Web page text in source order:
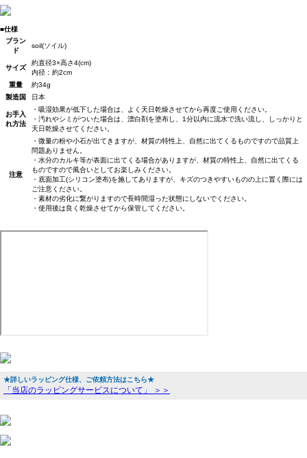
■仕様
ブラン
ド
soil(ソイル)
サイズ
約直径3×高さ4(cm)
内径：約2cm
重量
約34g
製造国
日本
お手入
れ方法
・吸湿効果が低下した場合は、よく天日乾燥させてから再度ご使用ください。
・汚れやシミがついた場合は、漂白剤を塗布し、1分以内に流水で洗い流し、しっかりと
天日乾燥させてください。
注意
・微量の粉や小石が出てきますが、材質の特性上、自然に出てくるものですので品質上
問題ありません。
・水分のカルキ等が表面に出てくる場合がありますが、材質の特性上、自然に出てくる
ものですので風合いとしてお楽しみください。
・底面加工(シリコン塗布)を施してありますが、キズのつきやすいものの上に置く際には
ご注意ください。
・素材の劣化に繋がりますので長時間湿った状態にしないでください。
・使用後は良く乾燥させてから保管してください。
★詳しいラッピング仕様、ご依頼方法はこちら★
「当店のラッピングサービスについて」 ＞＞